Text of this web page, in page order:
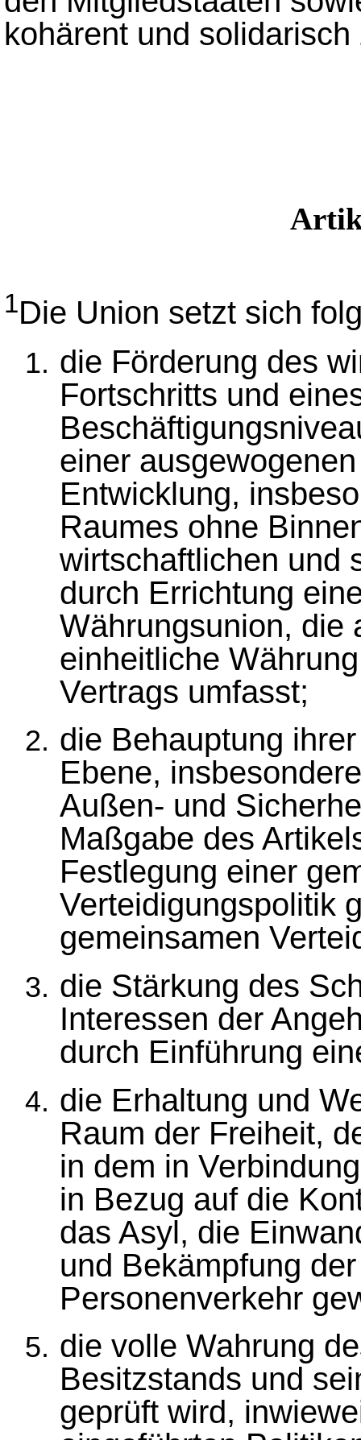
kohärent und
1Die Union setzt sich
die Förderung des
Fortschritts und
einer
Entwicklung,
Raumes ohne
wirtschaftlichen und
durch Errichtung
Währungsunion, die
einheitliche
Vertrags umfasst;
die Behauptung
Ebene,
Außen- und
Maßgabe des
Festlegung einer
Verteidigungspolitik
gemeinsamen
die Stärkung des
Interessen der
durch Einführung
die Erhaltung und
Raum der Freiheit,
in dem in
in Bezug auf die
das Asyl, die
und Bekämpfung
Personenverkehr
die volle Wahrung
Besitzstands und
geprüft wird,